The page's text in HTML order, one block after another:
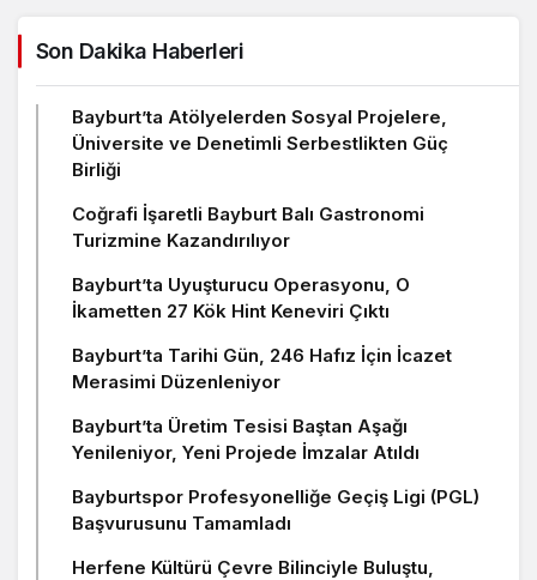
Son Dakika Haberleri
Bayburt’ta Atölyelerden Sosyal Projelere,
Üniversite ve Denetimli Serbestlikten Güç
Birliği
Coğrafi İşaretli Bayburt Balı Gastronomi
Turizmine Kazandırılıyor
Bayburt’ta Uyuşturucu Operasyonu, O
İkametten 27 Kök Hint Keneviri Çıktı
Bayburt’ta Tarihi Gün, 246 Hafız İçin İcazet
Merasimi Düzenleniyor
Bayburt’ta Üretim Tesisi Baştan Aşağı
Yenileniyor, Yeni Projede İmzalar Atıldı
Bayburtspor Profesyonelliğe Geçiş Ligi (PGL)
Başvurusunu Tamamladı
Herfene Kültürü Çevre Bilinciyle Buluştu,